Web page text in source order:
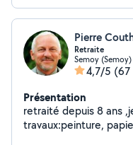
Pierre
Retraite
Semoy (Semoy)
4,7/5 (67
Présentation
retraité depuis 8 ans
travaux:peinture,